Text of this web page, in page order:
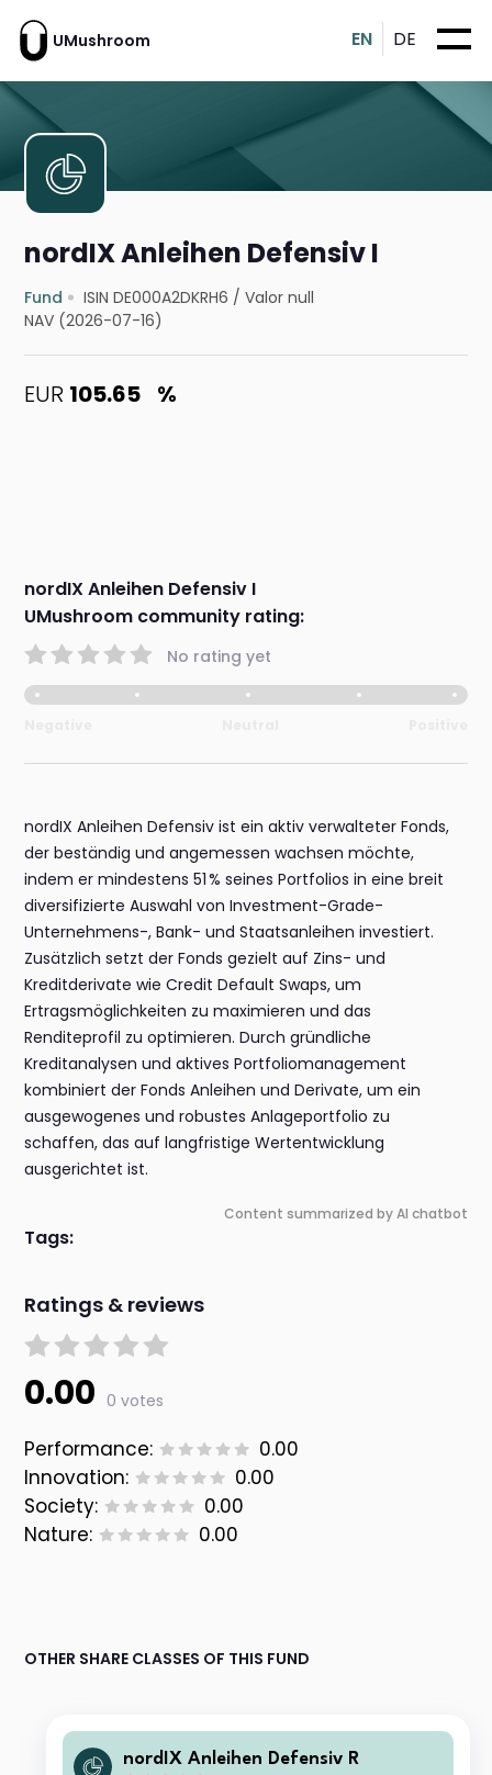
UMushroom EN DE
nordIX Anleihen Defensiv I
Fund ISIN DE000A2DKRH6 /Valor null
NAV (2026-07-16)
EUR 105.65 %
nordIX Anleihen Defensiv I
UMushroom community rating:
No rating yet
nordIX Anleihen Defensiv ist ein aktiv verwalteter Fonds,
der beständig und angemessen wachsen möchte,
indem er mindestens 51 % seines Portfolios in eine breit
diversifizierte Auswahl von Investment-Grade-
Unternehmens-, Bank- und Staatsanleihen investiert.
Zusätzlich setzt der Fonds gezielt auf Zins- und
Kreditderivate wie Credit Default Swaps, um
Ertragsmöglichkeiten zu maximieren und das
Renditeprofil zu optimieren. Durch gründliche
Kreditanalysen und aktives Portfoliomanagement
kombiniert der Fonds Anleihen und Derivate, um ein
ausgewogenes und robustes Anlageportfolio zu
schaffen, das auf langfristige Wertentwicklung
ausgerichtet ist.
Content summarized by AI chatbot
Tags:
Ratings & reviews
0.00 0 votes
Performance:
0.00
Innovation:
0.00
Society:
0.00
Nature:
0.00
OTHER SHARE CLASSES OF THIS FUND
nordIX Anleihen Defensiv R